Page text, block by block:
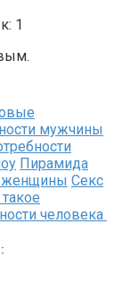
1
мужчины
Пирамида
женщины Секс
человека